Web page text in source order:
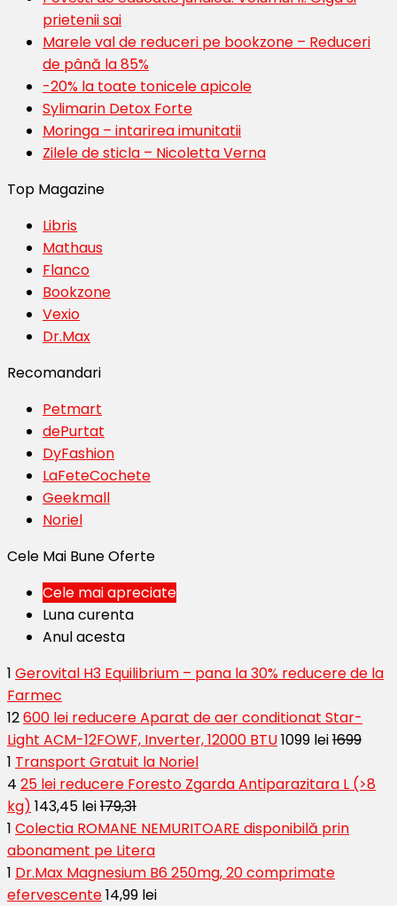
prietenii sai
Marele val de reduceri pe bookzone – Reduceri
de până la 85%
-20% la toate tonicele apicole
Sylimarin Detox Forte
Moringa – intarirea imunitatii
Zilele de sticla – Nicoletta Verna
Top Magazine
Libris
Mathaus
Flanco
Bookzone
Vexio
Dr.Max
Recomandari
Petmart
dePurtat
DyFashion
LaFeteCochete
Geekmall
Noriel
Cele Mai Bune Oferte
Cele mai apreciate
Luna curenta
Anul acesta
1 Gerovital H3 Equilibrium – pana la 30% reducere de la
Farmec
12600 lei reducere Aparat de aer conditionat Star-
Light ACM-12FOWF, Inverter, 12000 BTU1099 lei1699
1 Transport Gratuit la Noriel
4 25 lei reducere Foresto Zgarda Antiparazitara L (>8
kg) 143,45 lei179,31
1 Colectia ROMANE NEMURITOARE disponibilă prin
abonament pe Litera
1 Dr.Max Magnesium B6 250mg, 20 comprimate
efervescente14,99 lei